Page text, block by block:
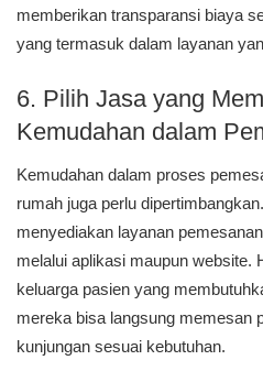
memberikan transparansi biaya
yang termasuk dalam layanan
6. Pilih Jasa yang
Kemudahan dalam
Kemudahan dalam proses
rumah juga perlu
menyediakan layanan
melalui aplikasi maupun website.
keluarga pasien yang
mereka bisa langsung memesan
kunjungan sesuai kebutuhan.